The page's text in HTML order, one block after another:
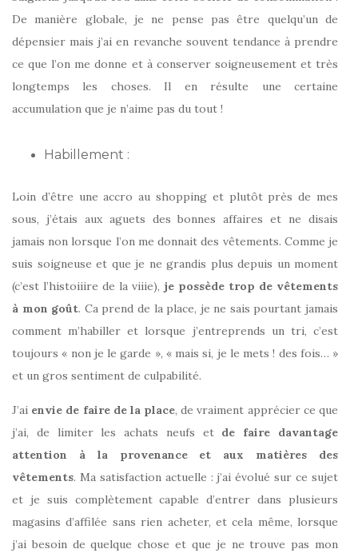
De manière globale, je ne pense pas être quelqu’un de
dépensier mais j’ai en revanche souvent tendance à prendre
ce que l’on me donne et à conserver soigneusement et très
longtemps les choses. Il en résulte une certaine
accumulation que je n’aime pas du tout !
Habillement :
Loin d’être une accro au shopping et plutôt près de mes
sous, j’étais aux aguets des bonnes affaires et ne disais
jamais non lorsque l’on me donnait des vêtements. Comme je
suis soigneuse et que je ne grandis plus depuis un moment
(c’est l’histoiiire de la viiie), je possède trop de vêtements
à mon goût. Ca prend de la place, je ne sais pourtant jamais
comment m’habiller et lorsque j’entreprends un tri, c’est
toujours « non je le garde », « mais si, je le mets ! des fois… »
et un gros sentiment de culpabilité.
J’ai envie de faire de la place, de vraiment apprécier ce que
j’ai, de limiter les achats neufs et de faire davantage
attention à la provenance et aux matières des
vêtements. Ma satisfaction actuelle : j’ai évolué sur ce sujet
et je suis complètement capable d’entrer dans plusieurs
magasins d’affilée sans rien acheter, et cela même, lorsque
j’ai besoin de quelque chose et que je ne trouve pas mon